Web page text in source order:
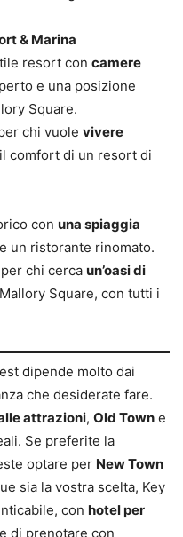
& Marina
resort con camere
e una posizione
Square.
chi vuole vivere
comfort di un resort di
con una spiaggia
un ristorante rinomato.
chi cerca un’oasi di
Square, con tutti i
dipende molto dai
che desiderate fare.
attrazioni, Old Town e
Se preferite la
optare per New Town
sia la vostra scelta, Key
con hotel per
di prenotare con